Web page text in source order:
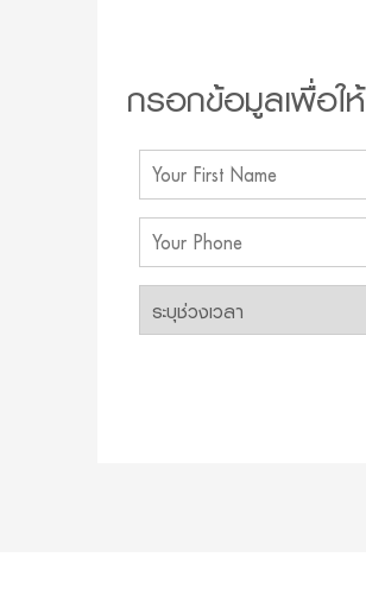
กรอกข้อมูลเพื่อใ